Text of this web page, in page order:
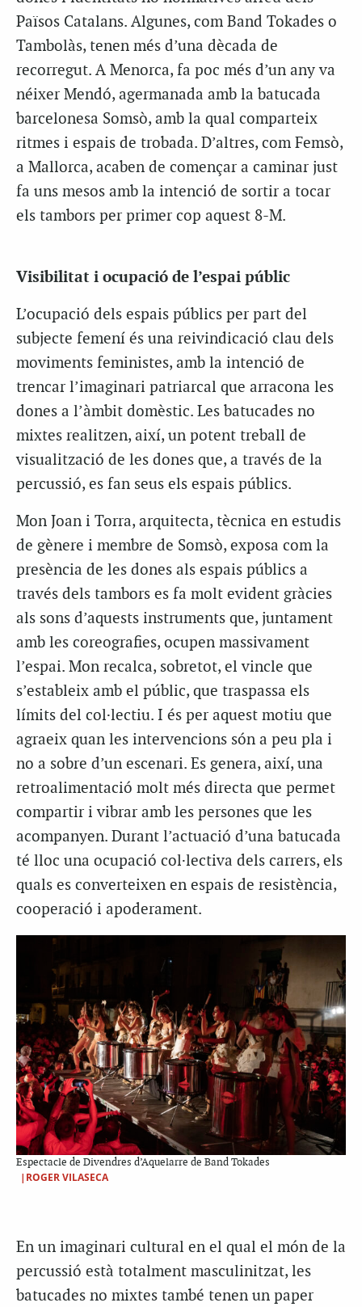
Països Catalans. Algunes, com Band Tokades o
Tambolàs, tenen més d’una dècada de
recorregut. A Menorca, fa poc més d’un any va
néixer Mendó, agermanada amb la batucada
barcelonesa Somsò, amb la qual comparteix
ritmes i espais de trobada. D’altres, com Femsò,
a Mallorca, acaben de començar a caminar just
fa uns mesos amb la intenció de sortir a tocar
els tambors per primer cop aquest 8-M.
Visibilitat i ocupació de l’espai públic
L’ocupació dels espais públics per part del
subjecte femení és una reivindicació clau dels
moviments feministes, amb la intenció de
trencar l’imaginari patriarcal que arracona les
dones a l’àmbit domèstic. Les batucades no
mixtes realitzen, així, un potent treball de
visualització de les dones que, a través de la
percussió, es fan seus els espais públics.
Mon Joan i Torra, arquitecta, tècnica en estudis
de gènere i membre de Somsò, exposa com la
presència de les dones als espais públics a
través dels tambors es fa molt evident gràcies
als sons d’aquests instruments que, juntament
amb les coreografies, ocupen massivament
l’espai. Mon recalca, sobretot, el vincle que
s’estableix amb el públic, que traspassa els
límits del col·lectiu. I és per aquest motiu que
agraeix quan les intervencions són a peu pla i
no a sobre d’un escenari. Es genera, així, una
retroalimentació molt més directa que permet
compartir i vibrar amb les persones que les
acompanyen. Durant l’actuació d’una batucada
té lloc una ocupació col·lectiva dels carrers, els
quals es converteixen en espais de resistència,
cooperació i apoderament.
Espectacle de Divendres d’Aquelarre de Band Tokades
|ROGER VILASECA
En un imaginari cultural en el qual el món de la
percussió està totalment masculinitzat, les
batucades no mixtes també tenen un paper